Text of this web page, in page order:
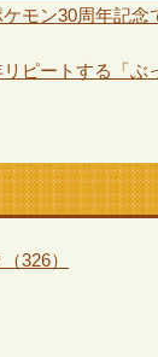
モン30周年記念
ピートする「ぶ
326）